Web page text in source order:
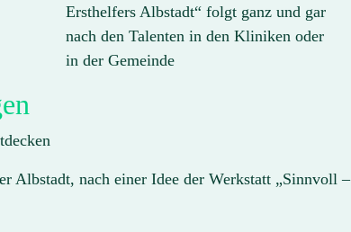
Ersthelfers Albstadt“ folgt ganz und gar
nach den Talenten in den Kliniken oder
in der Gemeinde
Albstadt, nach einer Idee der Werkstatt „Sinnvoll –